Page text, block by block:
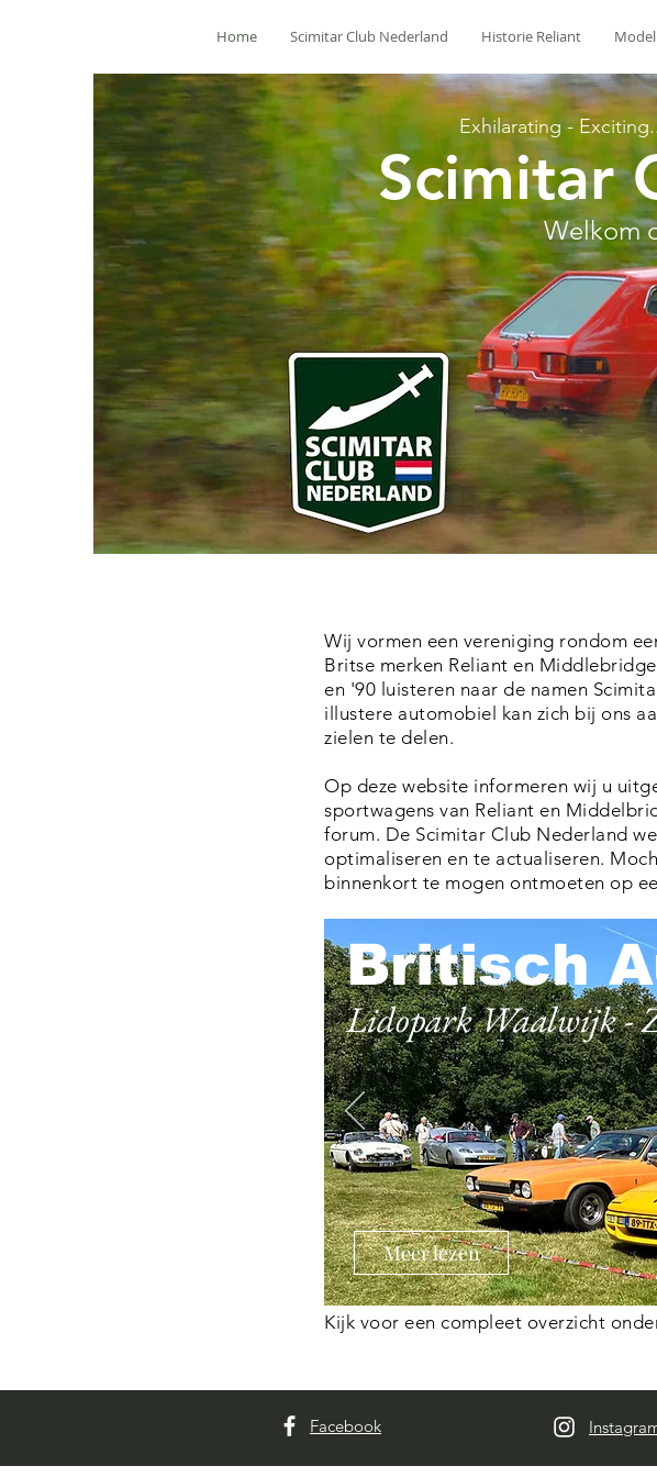
Home Scimitar Club Nederland Historie Reliant
Exhilarating -
Scimitar
Welkom
Wij vormen een vereniging rondom
Britse merken Reliant en
en '90 luisteren naar de namen
illustere automobiel kan zich bij ons
zielen te delen.
Op deze website informeren wij u
sportwagens van Reliant en
forum. De Scimitar Club Nederland
optimaliseren en te actualiseren.
binnenkort te mogen ontmoeten op
Britisch
Lidopark Waalwijk -
Meer lezen
Kijk voor een compleet overzicht
Facebook